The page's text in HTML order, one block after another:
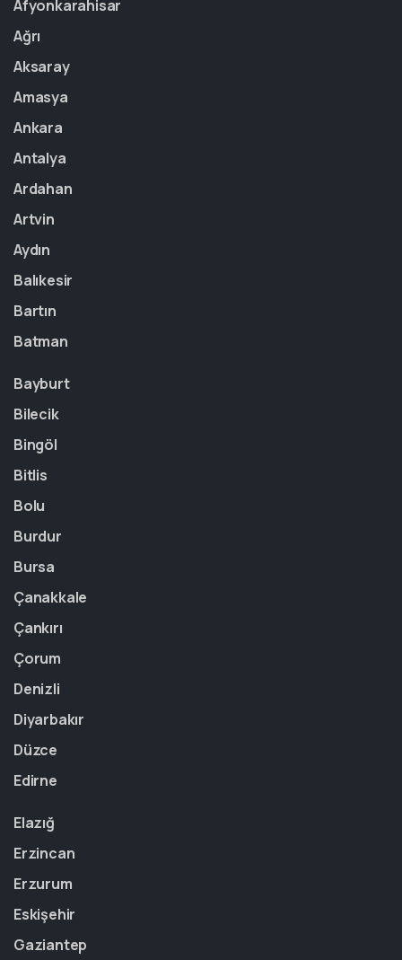
Afyonkarahisar
Ağrı
Aksaray
Amasya
Ankara
Antalya
Ardahan
Artvin
Aydın
Balıkesir
Bartın
Batman
Bayburt
Bilecik
Bingöl
Bitlis
Bolu
Burdur
Bursa
Çanakkale
Çankırı
Çorum
Denizli
Diyarbakır
Düzce
Edirne
Elazığ
Erzincan
Erzurum
Eskişehir
Gaziantep